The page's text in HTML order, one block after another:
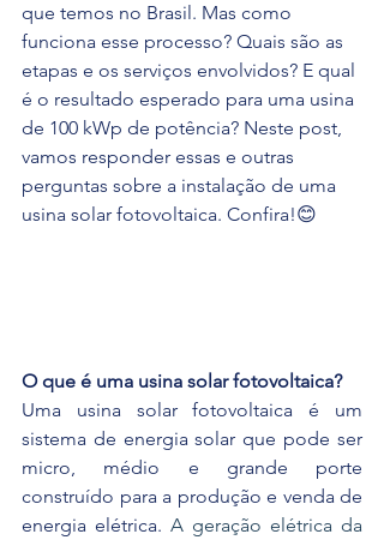
que temos no Brasil. Mas como
funciona esse processo? Quais são as
etapas e os serviços envolvidos? E qual
é o resultado esperado para uma usina
de 100 kWp de potência? Neste post,
vamos responder essas e outras
perguntas sobre a instalação de uma
usina solar fotovoltaica. Confira!😊
O que é uma usina solar fotovoltaica?
Uma usina solar fotovoltaica é um
sistema de energia solar que pode ser
micro, médio e grande porte
construído para a produção e venda de
energia elétrica. A geração elétrica da